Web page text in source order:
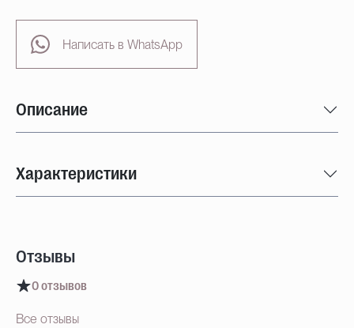
Написать в WhatsApp
Описание
Характеристики
Отзывы
0 отзывов
Все отзывы